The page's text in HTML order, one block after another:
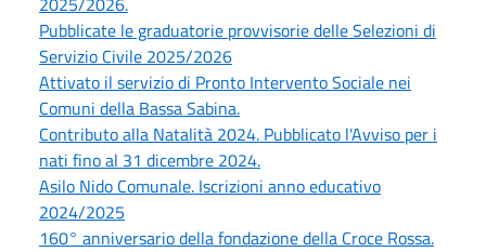
Pubblicate le graduatorie provvisorie delle Selezioni di
Servizio Civile 2025/2026
Attivato il servizio di Pronto Intervento Sociale nei
Comuni della Bassa Sabina.
Contributo alla Natalità 2024. Pubblicato l'Avviso per i
nati fino al 31 dicembre 2024.
Asilo Nido Comunale. Iscrizioni anno educativo
2024/2025
160° anniversario della fondazione della Croce Rossa.